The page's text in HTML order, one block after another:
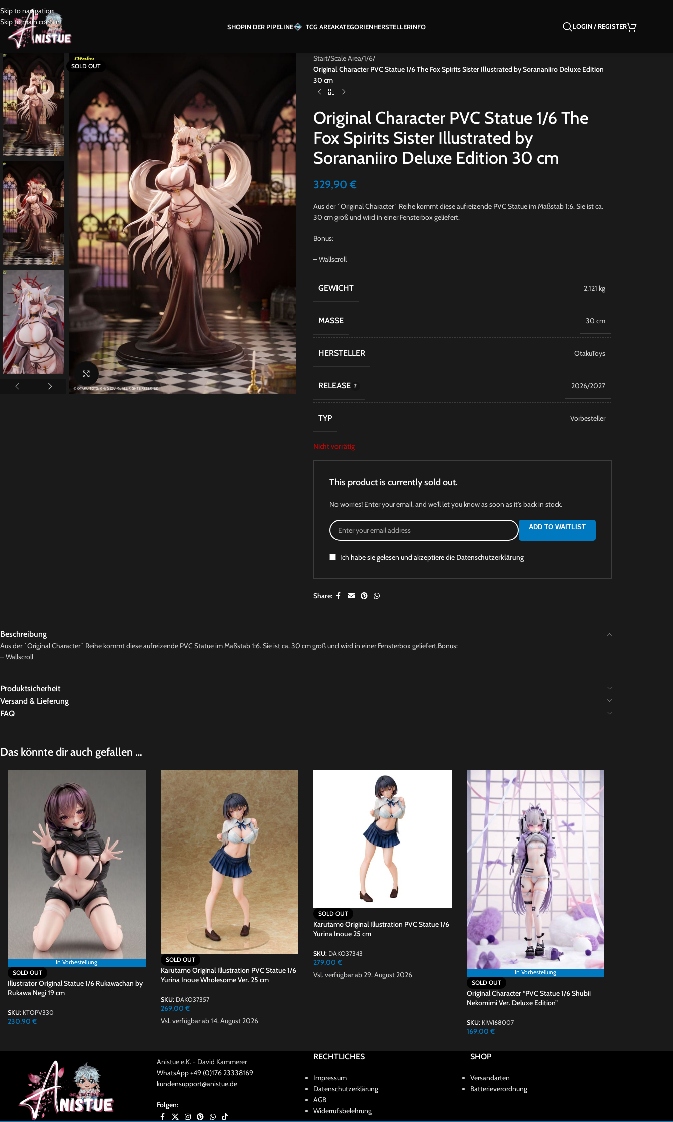
Skip to navigation
Skip to main content
SHOPIN DER PIPELINE TCG AREAKATEGORIENHERSTELLERINFO LOGIN / REGISTER
SOLD OUT
Click to enlarge
Start/Scale Area/1/6/
Original Character PVC Statue 1/6 The Fox Spirits Sister Illustrated by Sorananiiro Deluxe Edition
30 cm
Original Character PVC Statue 1/6 The
Fox Spirits Sister Illustrated by
Sorananiiro Deluxe Edition 30 cm
329,90€
Aus der ´Original Character´ Reihe kommt diese aufreizende PVC Statue im Maßstab 1:6. Sie ist ca.
30 cm groß und wird in einer Fensterbox geliefert.
Bonus:
– Wallscroll
GEWICHT 2,121 kg
MASSE 30 cm
HERSTELLER OtakuToys
RELEASE 2026/2027
TYP Vorbesteller
Nicht vorrätig
This product is currently sold out.
No worries! Enter your email, and we'll let you know as soon as it's back in stock.
ADD TO WAITLIST
Ich habe sie gelesen und akzeptiere die Datenschutzerklärung
Share:
Beschreibung
Aus der ´Original Character´ Reihe kommt diese aufreizende PVC Statue im Maßstab 1:6. Sie ist ca. 30 cm groß und wird in einer Fensterbox geliefert.Bonus:
– Wallscroll
Produktsicherheit
Versand & Lieferung
FAQ
Das könnte dir auch gefallen …
In Vorbestellung
SOLD OUT
Illustrator Original Statue 1/6 Rukawachan by
Rukawa Negi 19 cm
SKU: KTOPV330
230,90 €
SOLD OUT
Karutamo Original Illustration PVC Statue 1/6
Yurina Inoue Wholesome Ver. 25 cm
SKU: DAKO37357
269,00 €
Vsl. verfügbar ab 14. August 2026
SOLD OUT
Karutamo Original Illustration PVC Statue 1/6
Yurina Inoue 25 cm
SKU: DAKO37343
279,00 €
Vsl. verfügbar ab 29. August 2026
In Vorbestellung
SOLD OUT
Original Character “PVC Statue 1/6 Shubii
Nekomimi Ver. Deluxe Edition”
SKU: KIWI68007
169,00 €
Anistue e.K. - David Kammerer
WhatsApp +49 (0)176 23338169
kundensupport@anistue.de
Folgen:
RECHTLICHES
Impressum
Datenschutzerklärung
AGB
Widerrufsbelehrung
SHOP
Versandarten
Batterieverordnung